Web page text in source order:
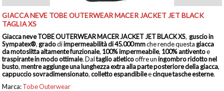
GIACCA NEVE TOBE OUTERWEAR MACER JACKET JET BLACK
TAGLIA XS
Giacca neve TOBE OUTERWEAR MACER JACKET JET BLACK XS, guscio in
Sympatex®,gradodiimpermeabilità di 45.000 mmche rende questagiacca
da motoslitta altamente funzionale, 100% impermeabile, 100% antiventoe
traspirante in modo ottimale. Daltaglio atleticooffre uningombro ridotto nel
busto,mentre aggiunge una lunghezza extra alla parte posteriore della giacca,
cappuccio sovradimensionato,colletto espandibileecinque tasche esterne.
Marca:Tobe Outerwear